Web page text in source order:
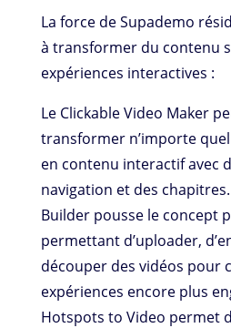
La force de Supademo
à transformer du contenu
expériences interactives :
Le Clickable Video Maker
transformer n’importe
en contenu interactif avec
navigation et des
Builder pousse le concept
permettant d’uploader,
découper des vidéos pour
expériences encore plus
Hotspots to Video permet